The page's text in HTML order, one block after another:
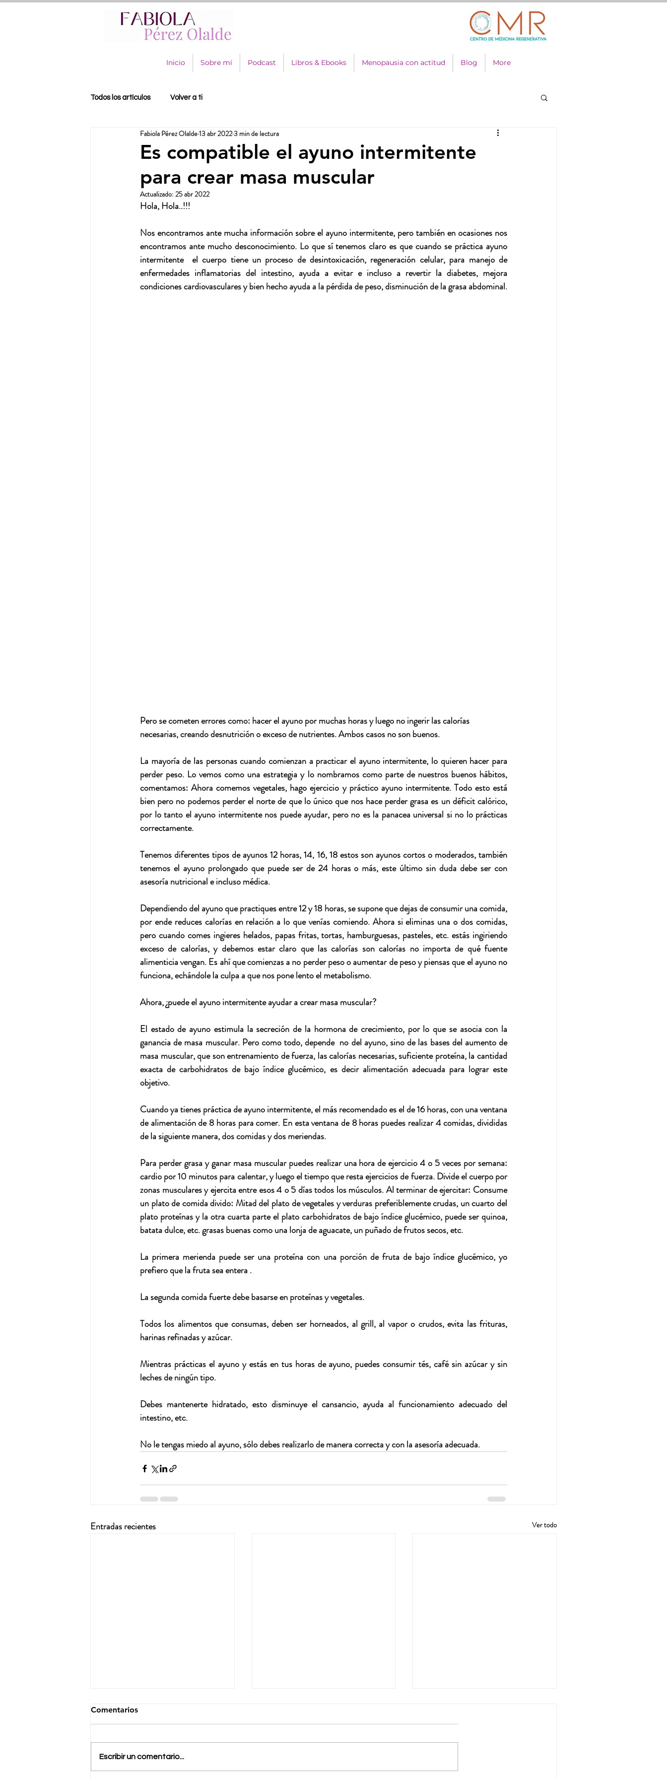
Inicio Sobre mí Podcast Libros & Ebooks Menopausia con actitud Blog More
Todos los artículos Volver a ti
Es compatible el ayuno intermitente
para crear masa muscular
Fabiola Pérez Olalde13 abr 20223 min de lectura
Actualizado: 25 abr 2022
Hola, Hola..!!!
Nos encontramos ante mucha información sobre el ayuno intermitente, pero también en ocasiones nos
encontramos ante mucho desconocimiento. Lo que sí tenemos claro es que cuando se práctica ayuno
intermitente  el cuerpo tiene un proceso de desintoxicación, regeneración celular, para manejo de
enfermedades inflamatorias del intestino, ayuda a evitar e incluso a revertir la diabetes, mejora
Pero se cometen errores como: hacer el ayuno por muchas horas y luego no ingerir las calorías
necesarias, creando desnutrición o exceso de nutrientes. Ambos casos no son buenos.
La mayoría de las personas cuando comienzan a practicar el ayuno intermitente, lo quieren hacer para
perder peso. Lo vemos como una estrategia y lo nombramos como parte de nuestros buenos hábitos,
comentamos: Ahora comemos vegetales, hago ejercicio y práctico ayuno intermitente. Todo esto está
bien pero no podemos perder el norte de que lo único que nos hace perder grasa es un déficit calórico,
por lo tanto el ayuno intermitente nos puede ayudar, pero no es la panacea universal si no lo prácticas
correctamente.
Tenemos diferentes tipos de ayunos 12 horas, 14, 16, 18 estos son ayunos cortos o moderados, también
tenemos el ayuno prolongado que puede ser de 24 horas o más, este último sin duda debe ser con
asesoría nutricional e incluso médica.
Dependiendo del ayuno que practiques entre 12 y 18 horas, se supone que dejas de consumir una comida,
por ende reduces calorías en relación a lo que venías comiendo. Ahora si eliminas una o dos comidas,
pero cuando comes ingieres helados, papas fritas, tortas, hamburguesas, pasteles, etc. estás ingiriendo
exceso de calorías, y debemos estar claro que las calorías son calorías no importa de qué fuente
alimenticia vengan. Es ahí que comienzas a no perder peso o aumentar de peso y piensas que el ayuno no
funciona, echándole la culpa a que nos pone lento el metabolismo.
Ahora, ¿puede el ayuno intermitente ayudar a crear masa muscular?
El estado de ayuno estimula la secreción de la hormona de crecimiento, por lo que se asocia con la
ganancia de masa muscular. Pero como todo, depende  no del ayuno, sino de las bases del aumento de
masa muscular, que son entrenamiento de fuerza, las calorías necesarias, suficiente proteína, la cantidad
exacta de carbohidratos de bajo índice glucémico, es decir alimentación adecuada para lograr este
objetivo.
Cuando ya tienes práctica de ayuno intermitente, el más recomendado es el de 16 horas, con una ventana
de alimentación de 8 horas para comer. En esta ventana de 8 horas puedes realizar 4 comidas, divididas
de la siguiente manera, dos comidas y dos meriendas.
Para perder grasa y ganar masa muscular puedes realizar una hora de ejercicio 4 o 5 veces por semana:
cardio por 10 minutos para calentar, y luego el tiempo que resta ejercicios de fuerza. Divide el cuerpo por
zonas musculares y ejercita entre esos 4 o 5 días todos los músculos. Al terminar de ejercitar: Consume
un plato de comida divido: Mitad del plato de vegetales y verduras preferiblemente crudas, un cuarto del
plato proteínas y la otra cuarta parte el plato carbohidratos de bajo índice glucémico, puede ser quinoa,
batata dulce, etc. grasas buenas como una lonja de aguacate, un puñado de frutos secos, etc.
La primera merienda puede ser una proteína con una porción de fruta de bajo índice glucémico, yo
prefiero que la fruta sea entera .
La segunda comida fuerte debe basarse en proteínas y vegetales.
Todos los alimentos que consumas, deben ser horneados, al grill, al vapor o crudos, evita las frituras,
harinas refinadas y azúcar.
Mientras prácticas el ayuno y estás en tus horas de ayuno, puedes consumir tés, café sin azúcar y sin
leches de ningún tipo.
Debes mantenerte hidratado, esto disminuye el cansancio, ayuda al funcionamiento adecuado del
intestino, etc.
No le tengas miedo al ayuno, sólo debes realizarlo de manera correcta y con la asesoría adecuada.
Entradas recientes Ver todo
Comentarios
Escribir un comentario...